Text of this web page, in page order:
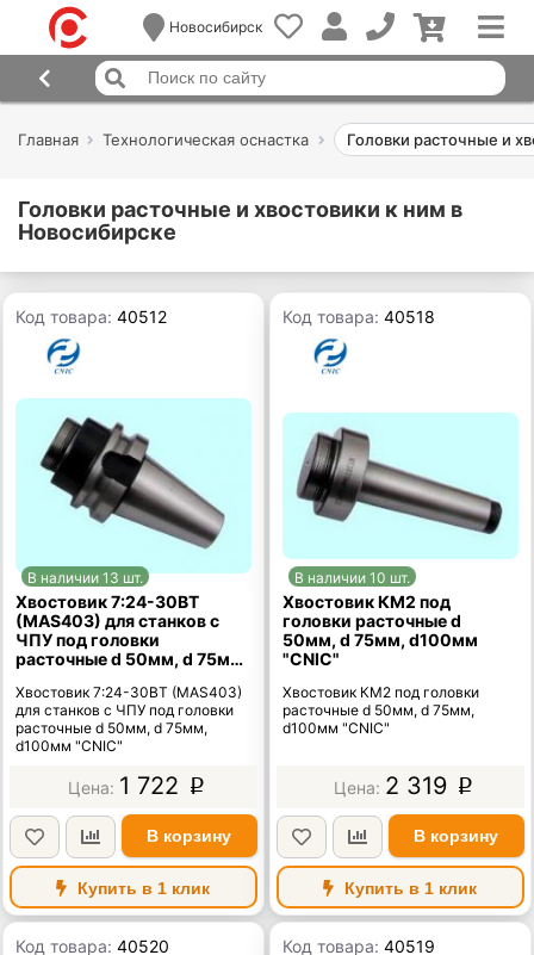
Новосибирск
Главная Технологическая оснастка Головки расточные и
Головки расточные и хвостовики к ним в
Новосибирске
Код товара:40512
В наличии 13 шт.
Хвостовик 7:24-30BT
(MAS403) для станков с
ЧПУ под головки
расточные d 50мм, d 75мм,
Хвостовик 7:24-30BT (MAS403)
для станков с ЧПУ под головки
расточные d 50мм, d 75мм,
d100мм "CNIC"
1 722 p
В корзину
Купить в 1 клик
Код товара:40518
В наличии 10 шт.
Хвостовик КМ2 под
головки расточные d
50мм, d 75мм, d100мм
"CNIC"
Хвостовик КМ2 под головки
расточные d 50мм, d 75мм,
d100мм "CNIC"
2 319 p
В корзину
Купить в 1 клик
Код товара:40520 Код товара:40519